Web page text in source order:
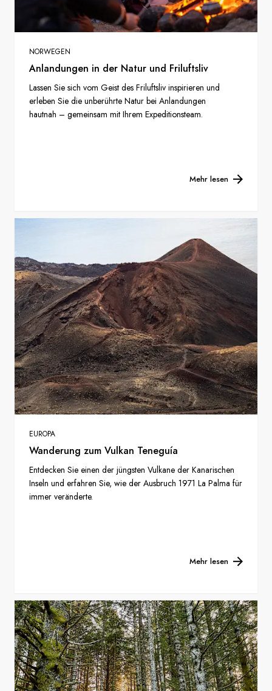
NORWEGEN
Anlandungen in der Natur und Friluftsliv
Lassen Sie sich vom Geist des Friluftsliv inspirieren und
erleben Sie die unberührte Natur bei Anlandungen
hautnah – gemeinsam mit Ihrem Expeditionsteam.
Mehr lesen
EUROPA
Wanderung zum Vulkan Teneguía
Entdecken Sie einen der jüngsten Vulkane der Kanarischen
Inseln und erfahren Sie, wie der Ausbruch 1971 La Palma für
immer veränderte.
Mehr lesen